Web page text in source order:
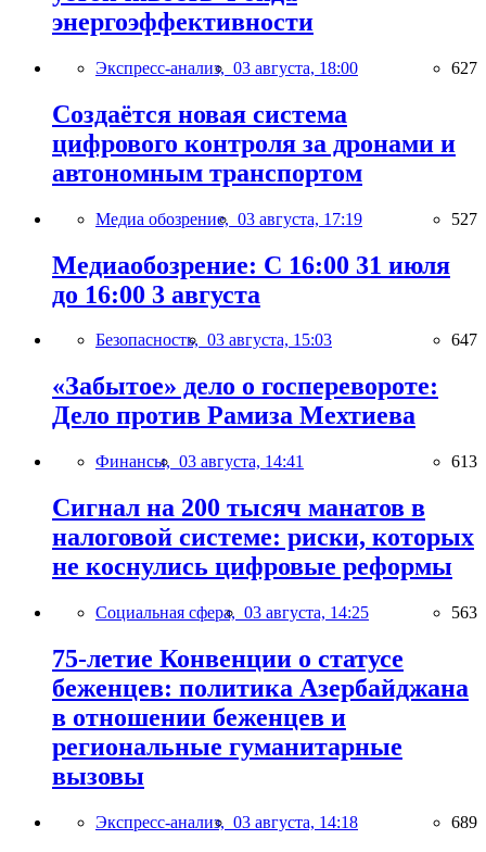
энергоэффективности
Экспресс-анализ, 03 августа, 18:00 627
Создаётся новая система
цифрового контроля за дронами и
автономным транспортом
Медиа обозрение, 03 августа, 17:19 527
Медиаобозрение: С 16:00 31 июля
до 16:00 3 августа
Безопасность, 03 августа, 15:03 647
«Забытое» дело о госперевороте:
Дело против Рамиза Мехтиева
Финансы, 03 августа, 14:41 613
Сигнал на 200 тысяч манатов в
налоговой системе: риски, которых
не коснулись цифровые реформы
Социальная сфера, 03 августа, 14:25 563
75-летие Конвенции о статусе
беженцев: политика Азербайджана
в отношении беженцев и
региональные гуманитарные
вызовы
Экспресс-анализ, 03 августа, 14:18 689